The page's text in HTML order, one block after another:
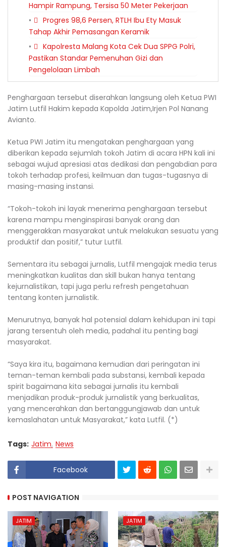
Hampir Rampung, Tersisa 50 Meter Pekerjaan
Progres 98,6 Persen, RTLH Ibu Ety Masuk
Tahap Akhir Pemasangan Keramik
Kapolresta Malang Kota Cek Dua SPPG Polri,
Pastikan Standar Pemenuhan Gizi dan
Pengelolaan Limbah
Penghargaan tersebut diserahkan langsung oleh Ketua PWI
Jatim Lutfil Hakim kepada Kapolda Jatim,Irjen Pol Nanang
Avianto.
Ketua PWI Jatim itu mengatakan penghargaan yang
diberikan kepada sejumlah tokoh Jatim di acara HPN kali ini
sebagai wujud apresiasi atas dedikasi dan pengabdian para
tokoh terhadap profesi, keilmuan dan tugas-tugasnya di
masing-masing instansi.
“Tokoh-tokoh ini layak menerima penghargaan tersebut
karena mampu menginspirasi banyak orang dan
menggerakkan masyarakat untuk melakukan sesuatu yang
produktif dan positif,” tutur Lutfil.
Sementara itu sebagai jurnalis, Lutfil mengajak media terus
meningkatkan kualitas dan skill bukan hanya tentang
kejurnalistikan, tapi juga perlu refresh pengetahuan
tentang konten jurnalistik.
Menurutnya, banyak hal potensial dalam kehidupan ini tapi
jarang tersentuh oleh media, padahal itu penting bagi
masyarakat.
“Saya kira itu, bagaimana kemudian dari peringatan ini
teman-teman kembali pada substansi, kembali kepada
spirit bagaimana kita sebagai jurnalis itu kembali
menjadikan produk-produk jurnalistik yang berkualitas,
yang mencerahkan dan bertanggungjawab dan untuk
kemaslahatan untuk Masyarakat,” kata Lutfil. (*)
Tags: Jatim News
Facebook
POST NAVIGATION
JATIM JATIM